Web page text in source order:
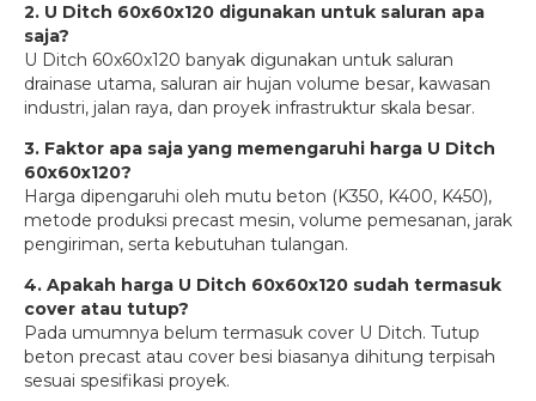
2. U Ditch 60x60x120 digunakan untuk saluran apa
saja?
U Ditch 60x60x120 banyak digunakan untuk saluran
drainase utama, saluran air hujan volume besar, kawasan
industri, jalan raya, dan proyek infrastruktur skala besar.
3. Faktor apa saja yang memengaruhi harga U Ditch
60x60x120?
Harga dipengaruhi oleh mutu beton (K350, K400, K450),
metode produksi precast mesin, volume pemesanan, jarak
pengiriman, serta kebutuhan tulangan.
4. Apakah harga U Ditch 60x60x120 sudah termasuk
cover atau tutup?
Pada umumnya belum termasuk cover U Ditch. Tutup
beton precast atau cover besi biasanya dihitung terpisah
sesuai spesifikasi proyek.